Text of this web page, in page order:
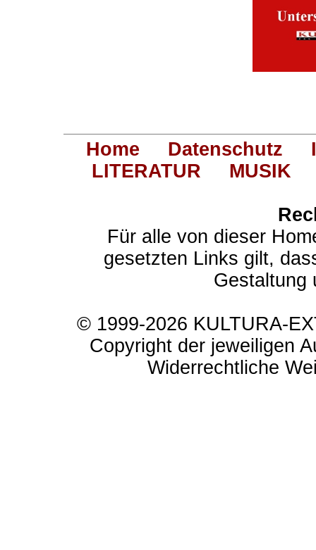
Home Datenschutz
LITERATUR
MUSIK
Für alle von dieser
gesetzten Links gilt,
Gestaltung
© 1999-2026 KULTURA-
Copyright der jeweiligen
Widerrechtliche